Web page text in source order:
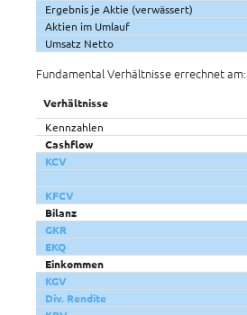
Ergebnis je Aktie (verwässert)
Aktien im Umlauf
Umsatz Netto
Fundamental Verhältnisse errechnet am:
Verhältnisse
Kennzahlen
Cashflow
KCV
KFCV
Bilanz
GKR
EKQ
Einkommen
KGV
Div. Rendite